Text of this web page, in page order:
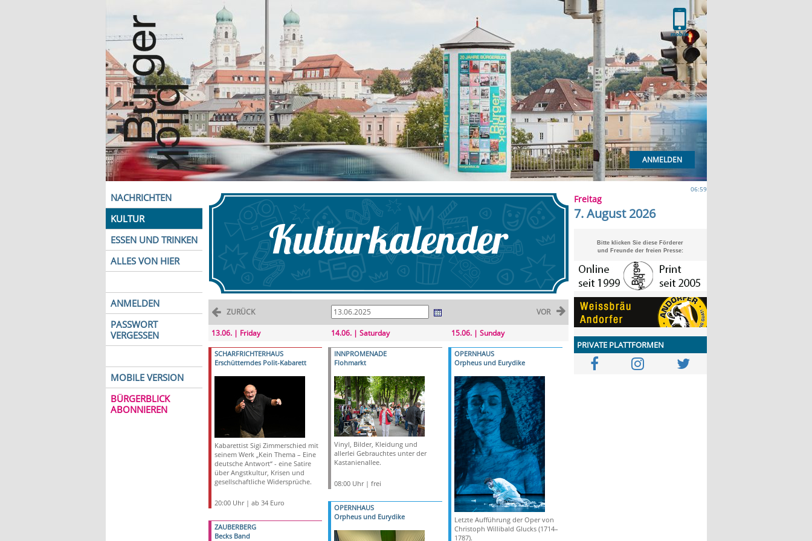
ANMELDEN
NACHRICHTEN
KULTUR
ESSEN UND TRINKEN
ALLES VON HIER
ANMELDEN
PASSWORT
VERGESSEN
MOBILE VERSION
BÜRGERBLICK
ABONNIEREN
ZURÜCK VOR
13.06. | Friday
SCHARFRICHTERHAUS
Erschütterndes Polit-Kabarett
Kabarettist Sigi Zimmerschied mit
seinem Werk „Kein Thema – Eine
deutsche Antwort“ - eine Satire
über Angstkultur, Krisen und
gesellschaftliche Widersprüche.
20:00 Uhr | ab 34 Euro
ZAUBERBERG
Becks Band
14.06. | Saturday
INNPROMENADE
Flohmarkt
Vinyl, Bilder, Kleidung und
allerlei Gebrauchtes unter der
Kastanienallee.
08:00 Uhr | frei
OPERNHAUS
Orpheus und Eurydike
15.06. | Sunday
OPERNHAUS
Orpheus und Eurydike
Letzte Aufführung der Oper von
Christoph Willibald Glucks (1714–
1787).
06:59
Freitag
7. August 2026
Bitte klicken Sie diese Förderer
und Freunde der freien Presse:
PRIVATE PLATTFORMEN